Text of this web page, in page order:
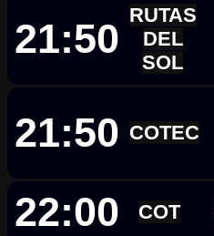
21:50
RUTAS
DEL
SOL
21:50 COTEC
22:00 COT